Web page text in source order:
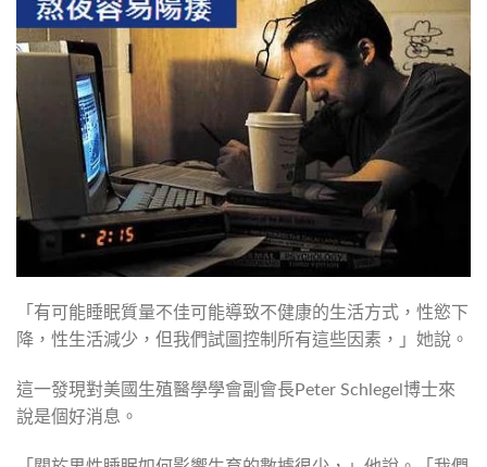
「有可能睡眠質量不佳可能導致不健康的生活方式，性慾下
降，性生活減少，但我們試圖控制所有這些因素，」她說。
這一發現對美國生殖醫學學會副會長Peter Schlegel博士來
說是個好消息。